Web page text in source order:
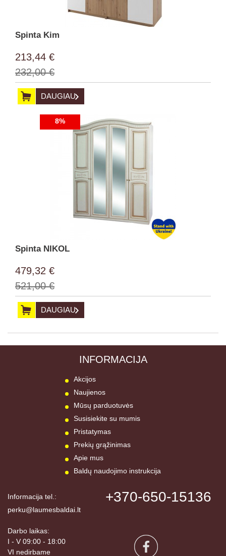
Spinta Kim
213,44 €
232,00 €
DAUGIAU
8%
Spinta NIKOL
479,32 €
521,00 €
DAUGIAU
INFORMACIJA
Akcijos
Naujienos
Mūsų parduotuvės
Susisiekite su mumis
Pristatymas
Prekių grąžinimas
Apie mus
Baldų naudojimo instrukcija
Informacija tel.: +370-650-15136
perku@laumesbaldai.lt
Darbo laikas:
I - V 09:00 - 18:00
VI nedirbame